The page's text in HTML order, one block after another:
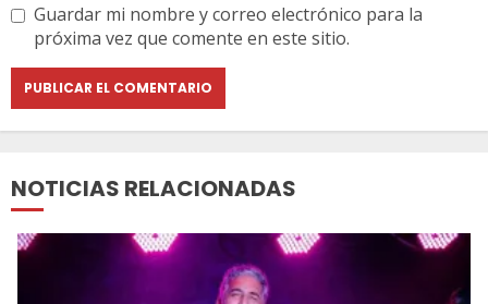
Guardar mi nombre y correo electrónico para la
próxima vez que comente en este sitio.
NOTICIAS RELACIONADAS